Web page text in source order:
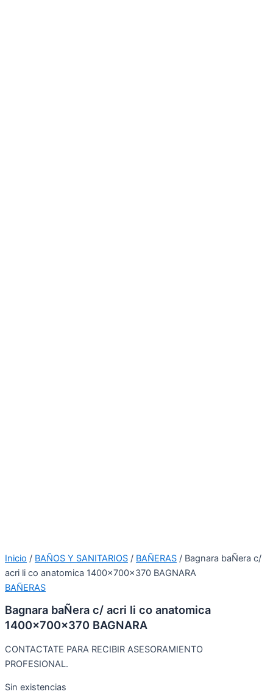
Inicio / BAÑOS Y SANITARIOS / BAÑERAS / Bagnara baÑera c/
acri li co anatomica 1400x700x370 BAGNARA
BAÑERAS
Bagnara baÑera c/ acri li co anatomica
1400x700x370 BAGNARA
CONTACTATE PARA RECIBIR ASESORAMIENTO
PROFESIONAL.
Sin existencias